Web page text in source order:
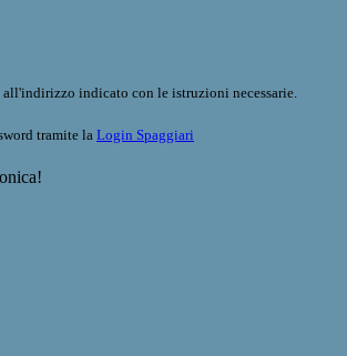
all'indirizzo indicato con le istruzioni necessarie.
tramite la Login Spaggiari